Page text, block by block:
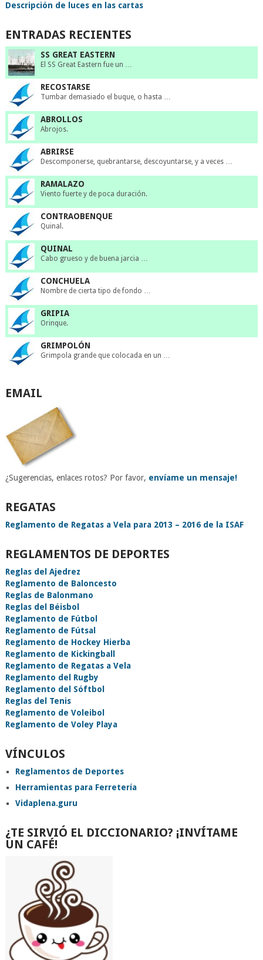
Descripción de luces en las cartas
ENTRADAS RECIENTES
SS GREAT EASTERN
El SS Great Eastern fue un …
RECOSTARSE
Tumbar demasiado el buque, o hasta …
ABROLLOS
Abrojos.
ABRIRSE
Descomponerse, quebrantarse, descoyuntarse, y a veces …
RAMALAZO
Viento fuerte y de poca duración.
CONTRAOBENQUE
Quinal.
QUINAL
Cabo grueso y de buena jarcia …
CONCHUELA
Nombre de cierta tipo de fondo …
GRIPIA
Orinque.
GRIMPOLÓN
Grimpola grande que colocada en un …
EMAIL
¿Sugerencias, enlaces rotos? Por favor, envíame un mensaje!
REGATAS
Reglamento de Regatas a Vela para 2013 – 2016 de la ISAF
REGLAMENTOS DE DEPORTES
Reglas del Ajedrez
Reglamento de Baloncesto
Reglas de Balonmano
Reglas del Béisbol
Reglamento de Fútbol
Reglamento de Fútsal
Reglamento de Hockey Hierba
Reglamento de Kickingball
Reglamento de Regatas a Vela
Reglamento del Rugby
Reglamento del Sóftbol
Reglas del Tenis
Reglamento de Voleibol
Reglamento de Voley Playa
VÍNCULOS
Reglamentos de Deportes
Herramientas para Ferretería
Vidaplena.guru
¿TE SIRVIÓ EL DICCIONARIO? ¡INVÍTAME
UN CAFÉ!